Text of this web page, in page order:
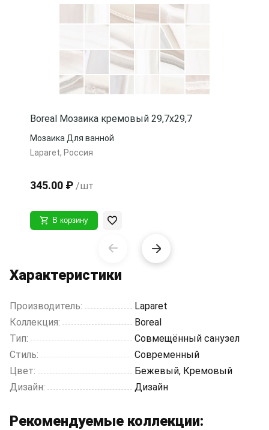
Boreal Мозаика кремовый 29,7х29,7
Мозаика Для ванной
Laparet, Россия
345.00 ₽ /шт
В корзину
1
Характеристики
Производитель:
Laparet
Коллекция:
Boreal
Тип:
Совмещённый санузел
Стиль:
Современный
Цвет:
Бежевый, Кремовый
Дизайн:
Дизайн
Рекомендуемые коллекции: